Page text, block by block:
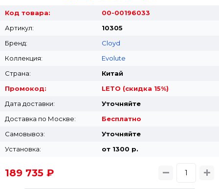
Код товара:
00-00196033
Артикул:
10305
Бренд:
Cloyd
Коллекция:
Evolute
Страна:
Китай
Промокод:
LETO (скидка 15%)
Дата доставки:
Уточняйте
Доставка по Москве:
Бесплатно
Самовывоз:
Уточняйте
Установка:
от 1300 p.
189 735 ₽